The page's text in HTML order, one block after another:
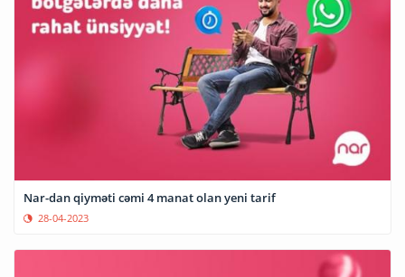
Nar-dan qiyməti cəmi 4 manat olan yeni tarif
28-04-2023